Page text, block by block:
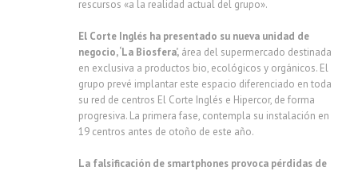
rescursos «a la realidad actual del grupo».
El Corte Inglés ha presentado su nueva unidad de
negocio, ‘La Biosfera’, área del supermercado destinada
en exclusiva a productos bio, ecológicos y orgánicos. El
grupo prevé implantar este espacio diferenciado en toda
su red de centros El Corte Inglés e Hipercor, de forma
progresiva. La primera fase, contempla su instalación en
19 centros antes de otoño de este año.
La falsificación de smartphones provoca pérdidas de